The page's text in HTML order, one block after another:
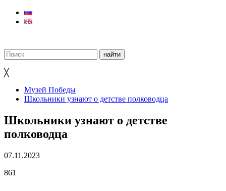
╳
Музей Победы
Школьники узнают о детстве полководца
Школьники узнают о детстве
полководца
07.11.2023
861